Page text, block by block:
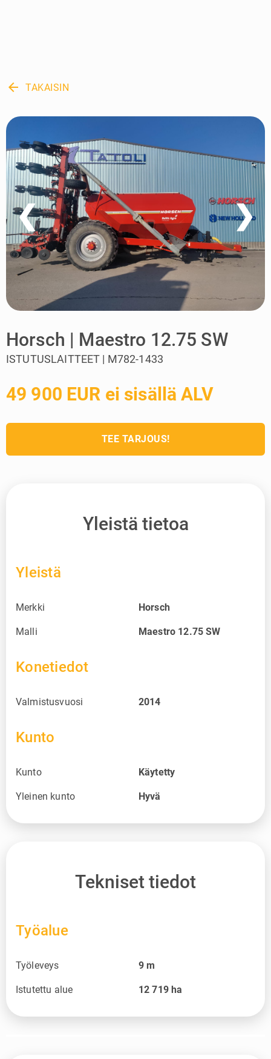
arrow_back TAKAISIN
❮ ❯
Horsch | Maestro 12.75 SW
ISTUTUSLAITTEET | M782-1433
49 900 EUR ei sisällä ALV
TEE TARJOUS!
Yleistä tietoa
Yleistä
Merkki Horsch
Malli Maestro 12.75 SW
Konetiedot
Valmistusvuosi 2014
Kunto
Kunto Käytetty
Yleinen kunto Hyvä
Tekniset tiedot
Työalue
Työleveys 9 m
Istutettu alue 12 719ha